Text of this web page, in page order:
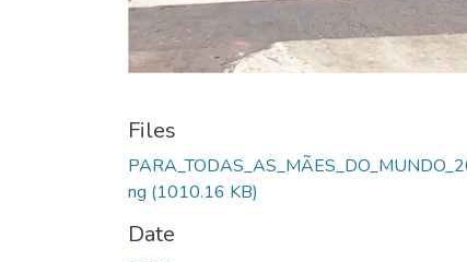
Files
ng (1010.16 KB)
Date